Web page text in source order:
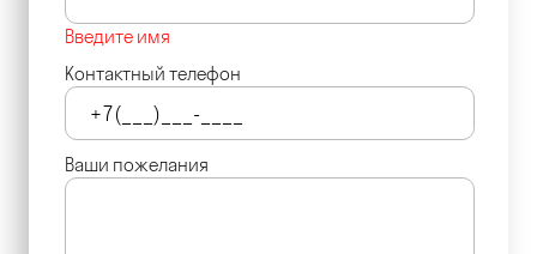
Введите имя
Контактный телефон
Ваши пожелания